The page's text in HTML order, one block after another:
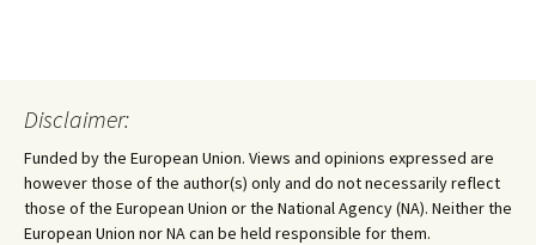
Disclaimer:
Funded by the European Union. Views and opinions expressed are
however those of the author(s) only and do not necessarily reflect
those of the European Union or the National Agency (NA). Neither the
European Union nor NA can be held responsible for them.